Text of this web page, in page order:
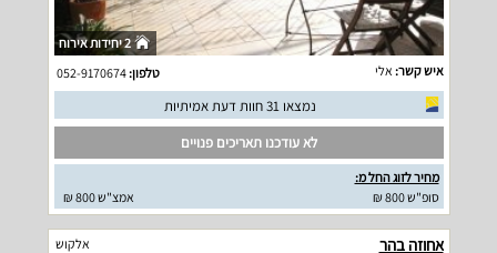
2 יחידות אירוח
איש קשר: אלי טלפון:052-9170674
נמצאו 31 חוות דעת אמיתיות
לא עודכנו תאריכים פנויים
מחיר לזוג החל מ:
סופ"ש 800 ₪
אמצ"ש 800 ₪
אחוזה בהר אלקוש